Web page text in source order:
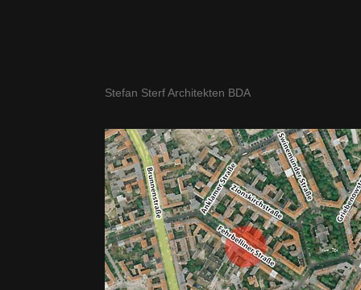
Stefan Sterf Architekten BDA